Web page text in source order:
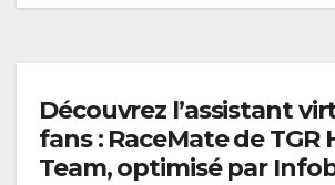
Découvrez l’assistant
fans : RaceMate de TGR
Team, optimisé par